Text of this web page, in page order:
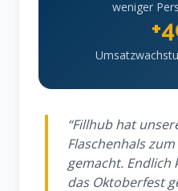
weniger
“Fillhub hat
Flaschenhals
gemacht. Endlich
das Oktoberfest